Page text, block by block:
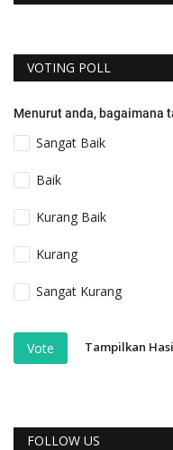
VOTING POLL
Menurut anda, bagaimana
Sangat Baik
Baik
Kurang Baik
Kurang
Sangat Kurang
Vote Tampilkan
FOLLOW US